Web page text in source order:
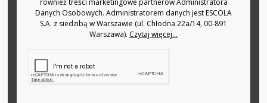
Danych Osobowych. Administratorem danych jest ESCOLA
S.A. z siedzibą w Warszawie (ul. Chłodna 22a/14, 00-891
Warszawa). Czytaj więcej...